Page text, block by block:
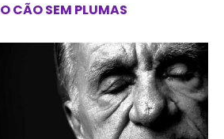
O CÃO SEM PLUMAS